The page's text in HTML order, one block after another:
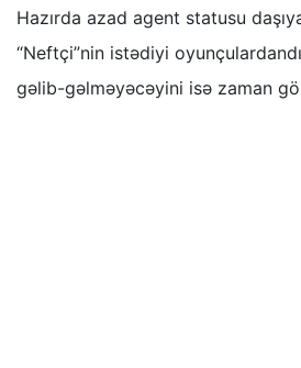
Hazırda azad agent statusu
“Neftçi”nin istədiyi
gəlib-gəlməyəcəyini isə zaman